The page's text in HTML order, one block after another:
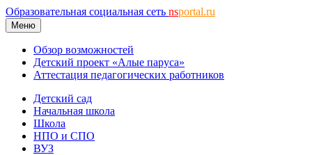
Образовательная социальная сеть nsportal.ru
Меню
Обзор возможностей
Детский проект «Алые паруса»
Аттестация педагогических работников
Детский сад
Начальная школа
Школа
НПО и СПО
ВУЗ